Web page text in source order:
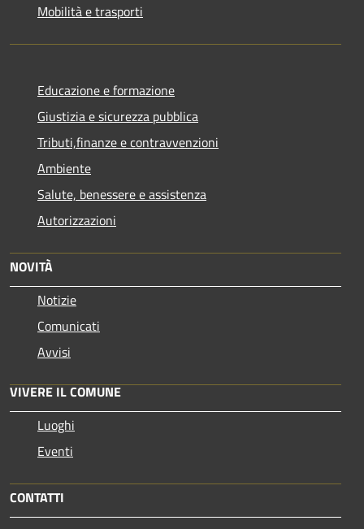
Mobilità e trasporti
Educazione e formazione
Giustizia e sicurezza pubblica
Tributi,finanze e contravvenzioni
Ambiente
Salute, benessere e assistenza
Autorizzazioni
NOVITÀ
Notizie
Comunicati
Avvisi
VIVERE IL COMUNE
Luoghi
Eventi
CONTATTI